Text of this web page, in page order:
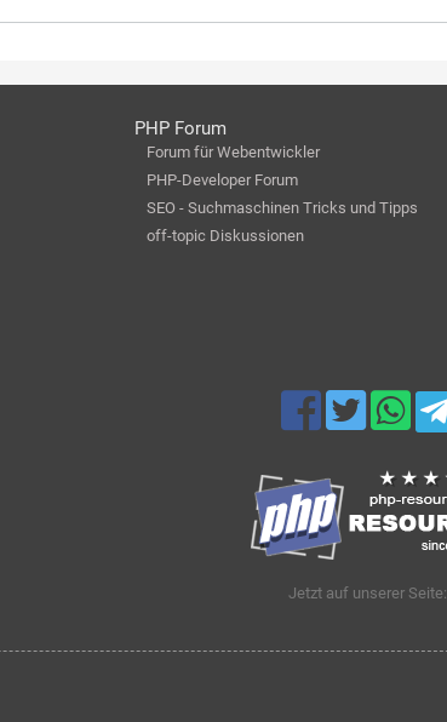
PHP Forum
Forum für Webentwickler
PHP-Developer Forum
SEO - Suchmaschinen Tricks und Tipps
off-topic Diskussionen
Jetzt auf unserer Seite: